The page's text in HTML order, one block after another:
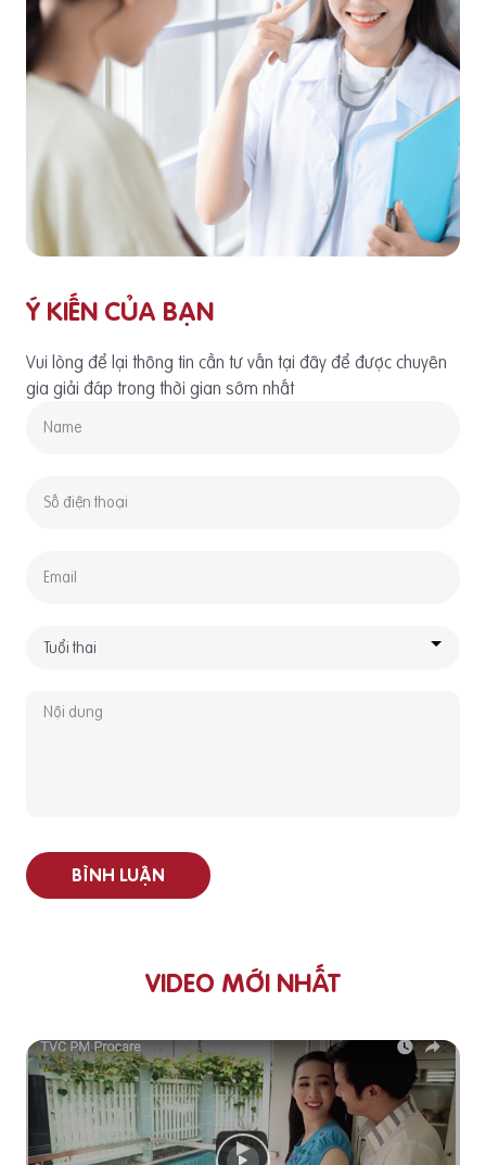
Ý KIẾN CỦA BẠN
Vui lòng để lại thông tin cần tư vấn tại đây để được chuyên
gia giải đáp trong thời gian sớm nhất
BÌNH LUẬN
VIDEO MỚI NHẤT